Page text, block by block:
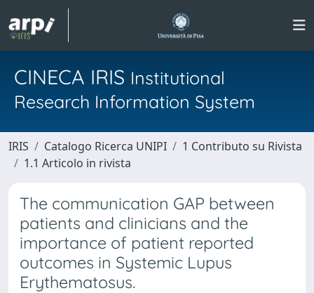
CINECA IRIS Institutional
Research Information System
IRIS Catalogo Ricerca UNIPI
1 Contributo su Rivista
1.1 Articolo in rivista
The communication GAP between
patients and clinicians and the
importance of patient reported
outcomes in Systemic Lupus
Erythematosus.